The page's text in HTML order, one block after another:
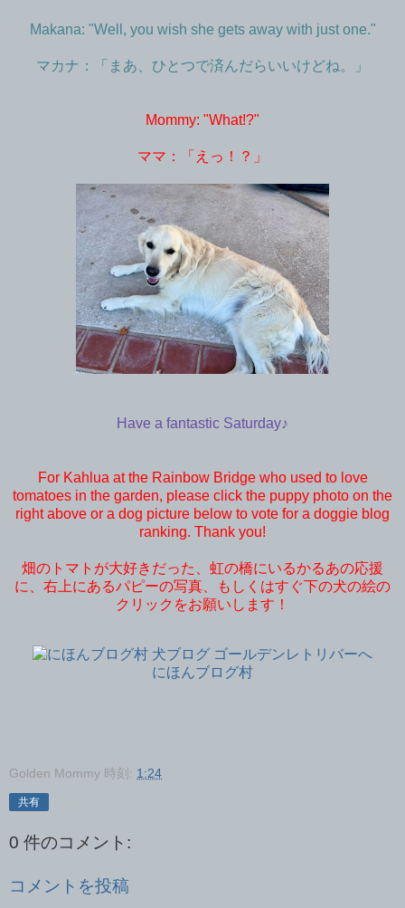
Makana: "Well, you wish she gets away with just one."
マカナ：「まあ、ひとつで済んだらいいけどね。」
Mommy: "What!?"
ママ：「えっ！？」
Have a fantastic Saturday♪
For Kahlua at the Rainbow Bridge who used to love
tomatoes in the garden, please click the puppy photo on the
right above or a dog picture below to vote for a doggie blog
ranking. Thank you!
畑のトマトが大好きだった、虹の橋にいるかるあの応援
に、右上にあるパピーの写真、もしくはすぐ下の犬の絵の
クリックをお願いします！
にほんブログ村
Golden Mommy 時刻: 1:24
共有
0 件のコメント:
コメントを投稿